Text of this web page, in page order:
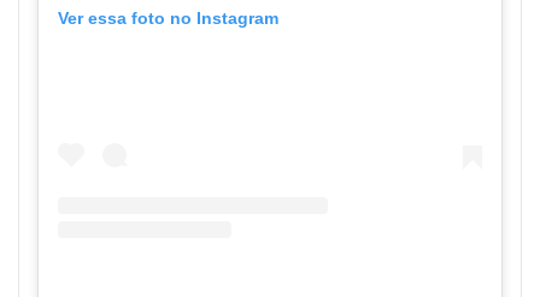
Ver essa foto no Instagram